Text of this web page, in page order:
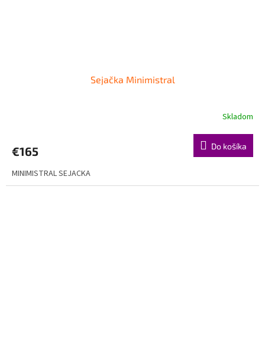
Sejačka Minimistral
Skladom
€165 Do košíka
MINIMISTRAL SEJACKA